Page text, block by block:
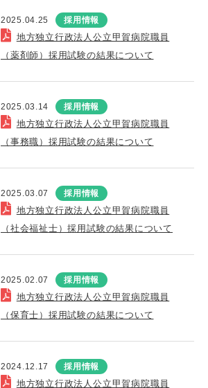
2025.04.25 採用情報
地方独立行政法人公立甲賀病院職員
（薬剤師）採用試験の結果について
2025.03.14 採用情報
地方独立行政法人公立甲賀病院職員
（事務職）採用試験の結果について
2025.03.07 採用情報
地方独立行政法人公立甲賀病院職員
（社会福祉士）採用試験の結果について
2025.02.07 採用情報
地方独立行政法人公立甲賀病院職員
（保育士）採用試験の結果について
2024.12.17 採用情報
地方独立行政法人公立甲賀病院職員